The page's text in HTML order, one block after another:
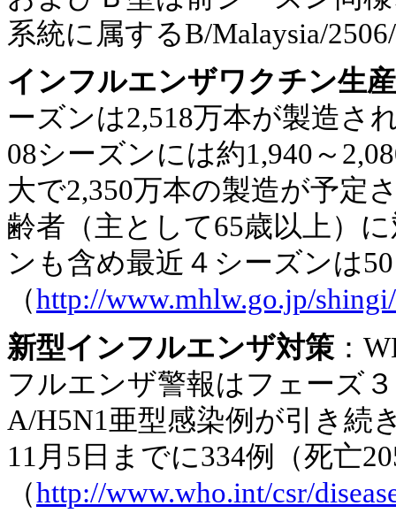
系統に属するB/Malaysia/
インフルエンザワクチン生
ーズンは2,518万本が製造さ
08シーズンには約1,940～
大で2,350万本の製造が予定
齢者（主として65歳以上）
ンも含め最近４シーズンは
（http://www.mhlw.go.jp/
新型インフルエンザ対策 ：
フルエンザ警報はフェーズ
A/H5N1亜型感染例が引き続
11月5日までに334例（死亡
（http://www.who.int/csr/